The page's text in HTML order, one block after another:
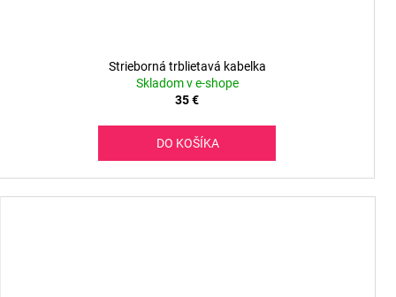
Strieborná trblietavá kabelka
Skladom v e-shope
35 €
DO KOŠÍKA